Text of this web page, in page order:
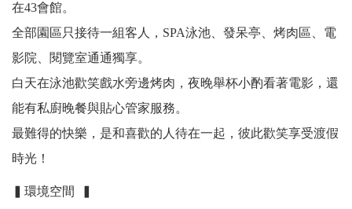
在43會館。
全部園區只接待一組客人，SPA泳池、發呆亭、烤肉區、電
影院、閱覽室通通獨享。
白天在泳池歡笑戲水旁邊烤肉，夜晚舉杯小酌看著電影，還
能有私廚晚餐與貼心管家服務。
最難得的快樂，是和喜歡的人待在一起，彼此歡笑享受渡假
時光！
▍環境空間 ▍